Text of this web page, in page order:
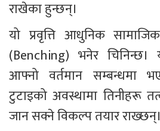
राखेका हुन्छन्।
यो प्रवृत्ति आधुनिक
(Benching) भनेर चिनिन्छ।
आफ्नो वर्तमान सम्बन्धमा
टुटाइको अवस्थामा तिनीहरू
जान सक्ने विकल्प तयार राख्छन्।